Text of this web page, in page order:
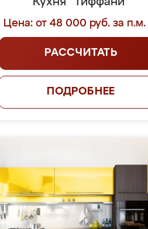
Цена: от 48 000 руб. за п.м.
РАССЧИТАТЬ
ПОДРОБНЕЕ